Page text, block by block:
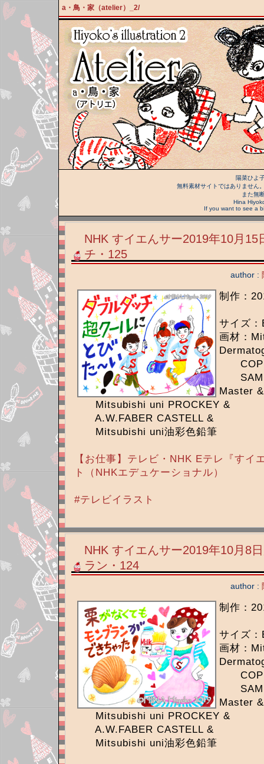
a・鳥・家（atelier）_2/
陽菜ひよ
無料素材サイトではありません
また無
Hina
If you want to see a
NHK すイエんサー2019年10月15
チ・125
author :
制作：
サイズ：
画材：
SAM
Master &
Mitsubishi uni PROCKEY &
A.W.FABER CASTELL &
Mitsubishi uni油彩色鉛筆
【お仕事】テレビ・NHK Eテレ『すイ
ト（NHKエデュケーショナル）
#テレビイラスト
NHK すイエんサー2019年10月8
ラン・124
author :
制作：
サイズ：
画材：
SAM
Master &
Mitsubishi uni PROCKEY &
A.W.FABER CASTELL &
Mitsubishi uni油彩色鉛筆